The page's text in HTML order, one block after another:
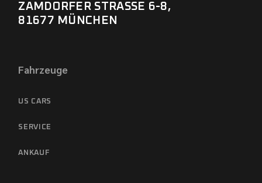
ZAMDORFER STRASSE 6-8,
81677 MÜNCHEN
Fahrzeuge
US CARS
SERVICE
ANKAUF